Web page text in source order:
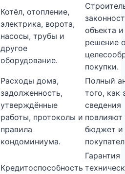
Котёл, отопление,
электрика, ворота,
насосы, трубы и
другое
оборудование.
объекта
решение
покупки.
Расходы дома,
задолженность,
утверждённые
работы, протоколы и
правила
кондоминиума.
Полный
того, как
сведения
повлияют
бюджет и
Кредитоспособность
Гарантия